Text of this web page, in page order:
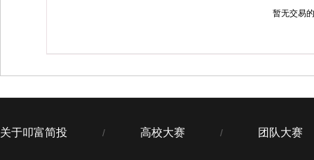
暂无交易
关于叩富简投 / 高校大赛 / 团队大赛